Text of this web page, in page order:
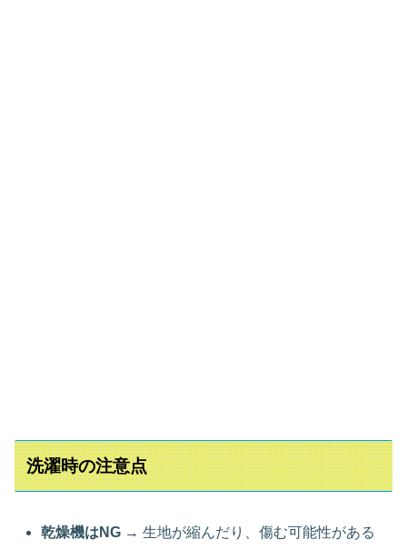
洗濯時の注意点
乾燥機はNG → 生地が縮んだり、傷む可能性がある